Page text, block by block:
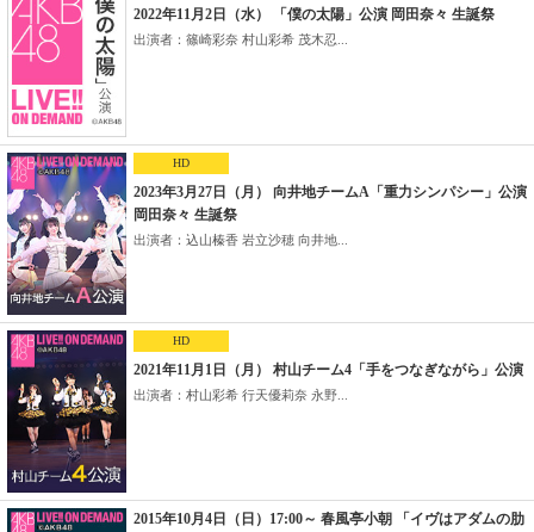
2022年11月2日（水） 「僕の太陽」公演 岡田奈々 生誕祭
出演者：篠崎彩奈 村山彩希 茂木忍...
HD
2023年3月27日（月） 向井地チームA「重力シンパシー」公演
岡田奈々 生誕祭
出演者：込山榛香 岩立沙穂 向井地...
HD
2021年11月1日（月） 村山チーム4「手をつなぎながら」公演
出演者：村山彩希 行天優莉奈 永野...
2015年10月4日（日）17:00～ 春風亭小朝 「イヴはアダムの肋